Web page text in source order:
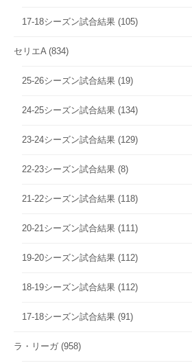
17-18シーズン試合結果 (105)
セリエA (834)
25-26シーズン試合結果 (19)
24-25シーズン試合結果 (134)
23-24シーズン試合結果 (129)
22-23シーズン試合結果 (8)
21-22シーズン試合結果 (118)
20-21シーズン試合結果 (111)
19-20シーズン試合結果 (112)
18-19シーズン試合結果 (112)
17-18シーズン試合結果 (91)
ラ・リーガ (958)